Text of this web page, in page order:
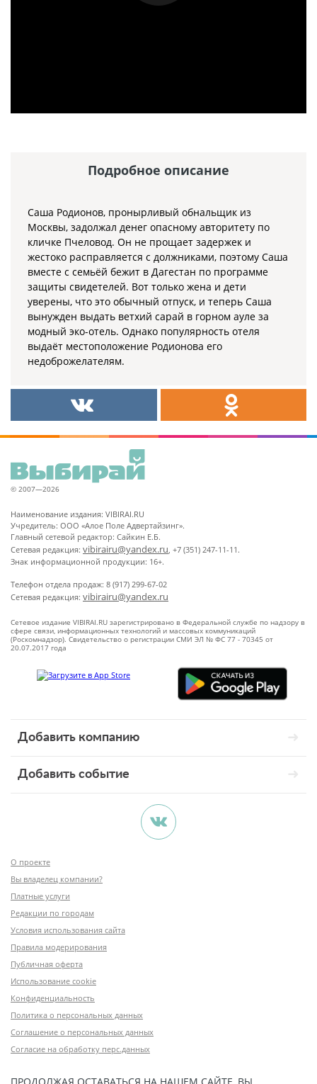
Подробное описание
Саша Родионов, пронырливый обнальщик из
Москвы, задолжал денег опасному авторитету по
кличке Пчеловод. Он не прощает задержек и
жестоко расправляется с должниками, поэтому Саша
вместе с семьёй бежит в Дагестан по программе
защиты свидетелей. Вот только жена и дети
уверены, что это обычный отпуск, и теперь Саша
вынужден выдать ветхий сарай в горном ауле за
модный эко-отель. Однако популярность отеля
выдаёт местоположение Родионова его
недоброжелателям.
© 2007—2026
Наименование издания: VIBIRAI.RU
Учредитель: ООО «Алое Поле Адвертайзинг».
Главный сетевой редактор: Сайкин Е.Б.
Сетевая редакция: vibirairu@yandex.ru, +7 (351) 247-11-11.
Знак информационной продукции: 16+.
Телефон отдела продаж: 8 (917) 299-67-02
Сетевая редакция: vibirairu@yandex.ru
Сетевое издание VIBIRAI.RU зарегистрировано в Федеральной службе по надзору в
сфере связи, информационных технологий и массовых коммуникаций
(Роскомнадзор). Свидетельство о регистрации СМИ ЭЛ № ФС 77 - 70345 от
20.07.2017 года
Добавить компанию
Добавить событие
О проекте
Вы владелец компании?
Платные услуги
Редакции по городам
Условия использования сайта
Правила модерирования
Публичная оферта
Использование cookie
Конфиденциальность
Политика о персональных данных
Соглашение о персональных данных
Согласие на обработку перс.данных